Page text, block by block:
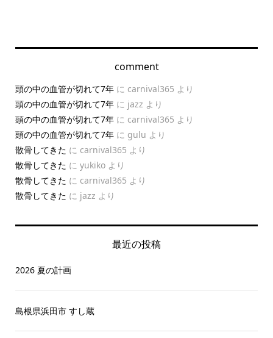
comment
頭の中の血管が切れて7年に carnival365 より
頭の中の血管が切れて7年に jazz より
頭の中の血管が切れて7年に carnival365 より
頭の中の血管が切れて7年に gulu より
散骨してきた に carnival365 より
散骨してきた に yukikoより
散骨してきた に carnival365 より
散骨してきた に jazz より
最近の投稿
2026 夏の計画
島根県浜田市 すし蔵